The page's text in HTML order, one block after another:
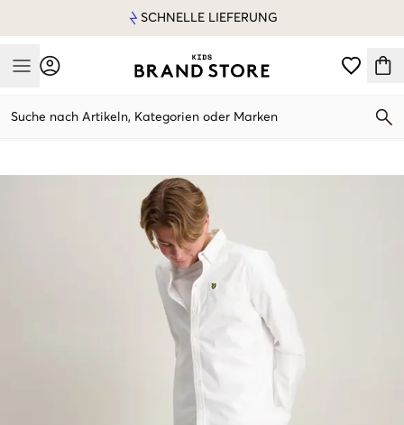
SCHNELLE LIEFERUNG
Mobile Menu
Suche nach Artikeln, Kategorien oder Marken